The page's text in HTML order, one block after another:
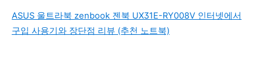
ASUS 울트라북 zenbook 젠북 UX31E-RY008V 인터넷에서
구입 사용기와 장단점 리뷰 (추천 노트북)